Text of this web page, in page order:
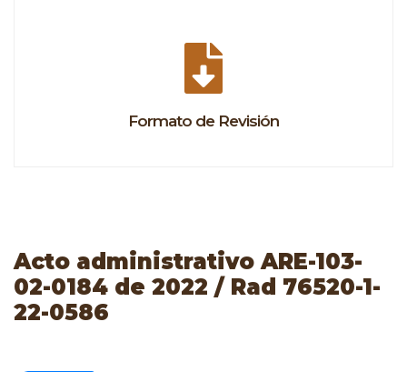
Formato de Revisión
Acto administrativo ARE-103-
02-0184 de 2022 / Rad 76520-1-
22-0586